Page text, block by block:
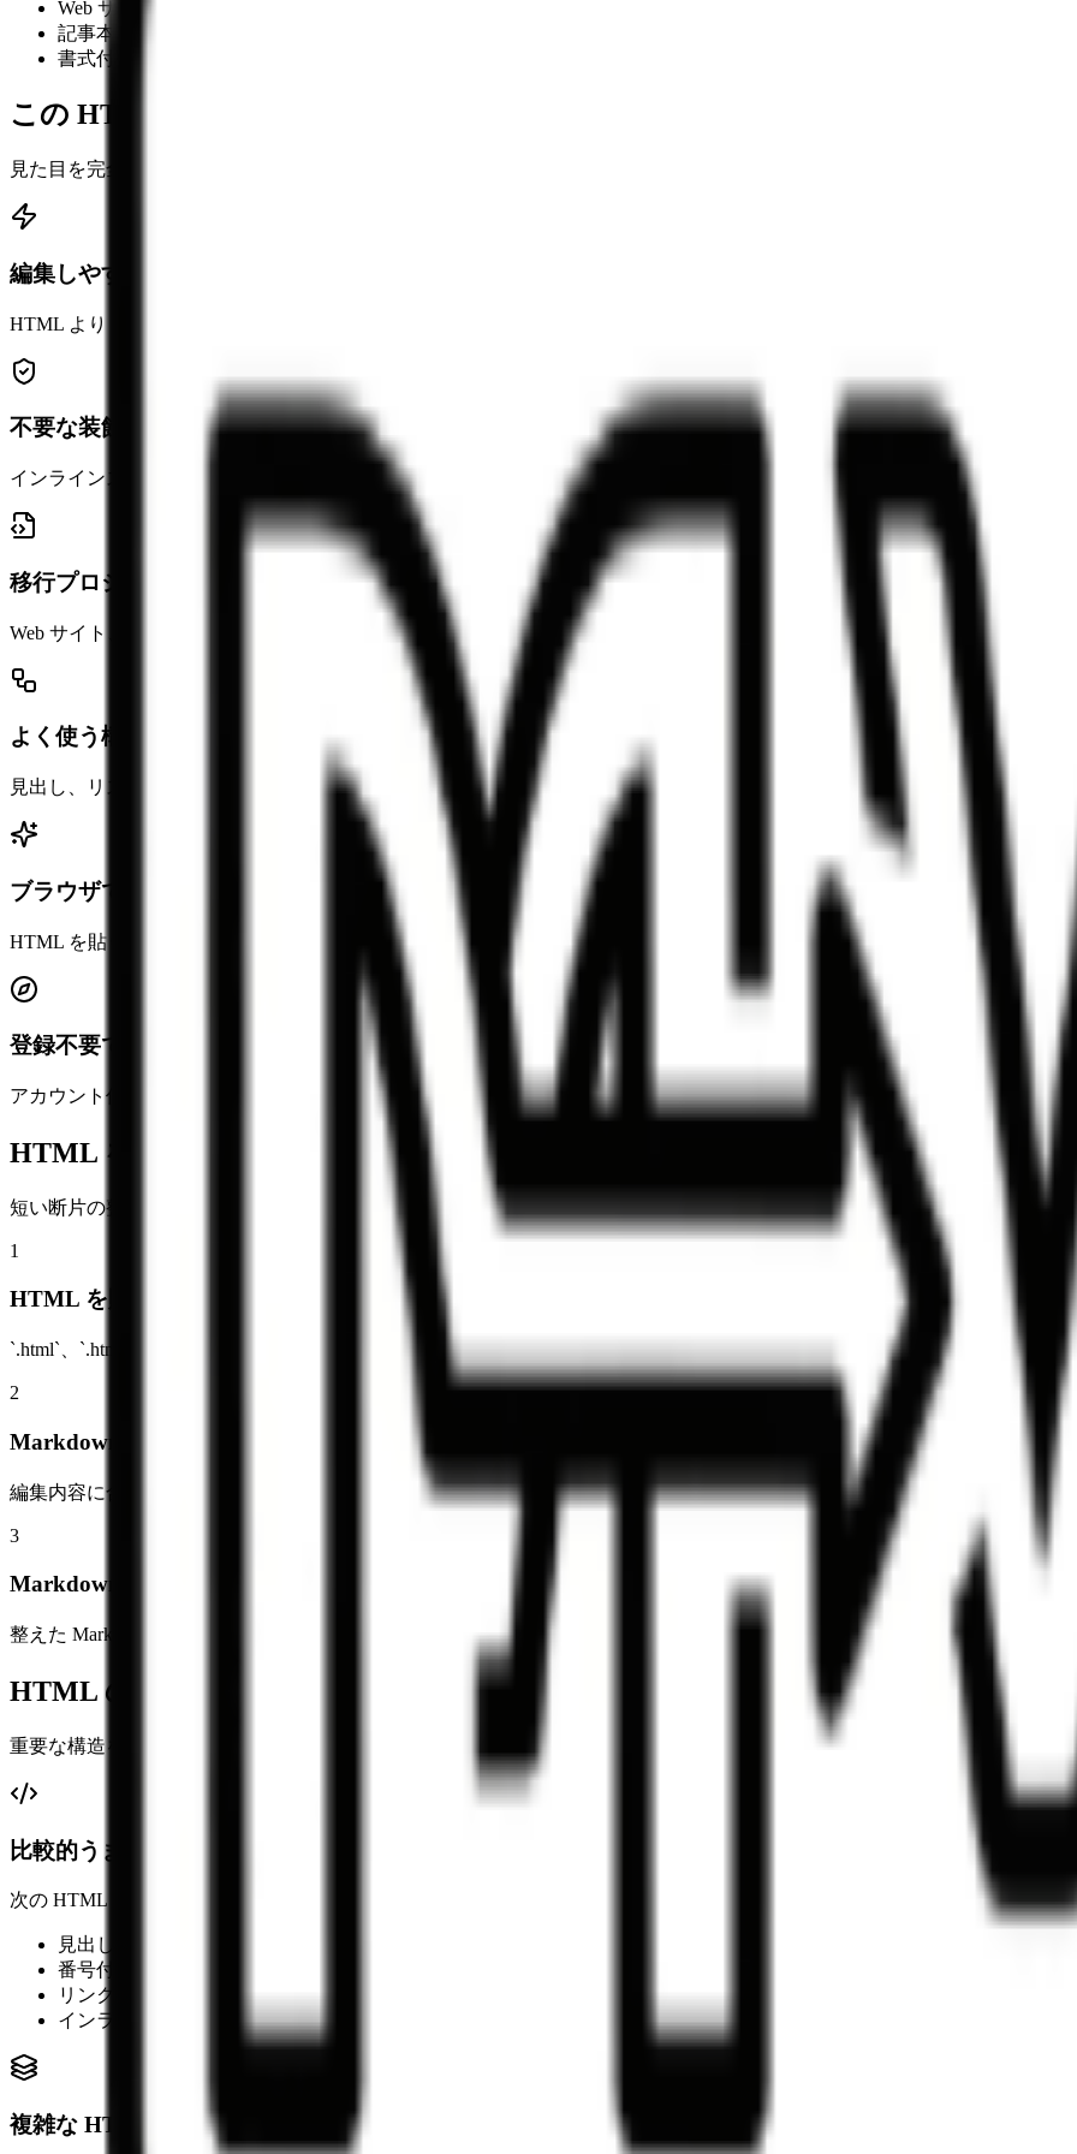
Web サイトやエディタからコピーしたリッチテキストを整理する
記事本文を Markdown ベースのフローへ移行する
書式付きコンテンツをドキュメントやナレッジベース向けのメモに変換する
この HTML to Markdown 変換ツールを使う理由
見た目を完全再現するよりも、編集しやすい内容へ整えることを重視したクリーンアップや移行作業に向いています。
編集しやすい形に整えられる
HTML より Markdown のほうが読みやすく、記事、メモ、ドキュメントの修正もしやすくなります。
不要な装飾マークアップを減らせる
インラインスタイルやレイアウト専用のラッパーを簡略化し、内容の構造に集中した Markdown を得られます。
移行プロジェクトに向いている
Web サイト、CMS エクスポート、リッチテキストエディタ由来の HTML を、全文書き直さずに Markdown フローへ移せま
よく使う構造を保ちやすい
見出し、リスト、リンク、強調、引用、コードブロック、表などは読みやすい Markdown 記法へ変換されます。
ブラウザで素早く整理できる
HTML を貼り付けるだけで Markdown をすぐ確認できるため、単発の整理作業にも向いています。
登録不要ですぐ使える
アカウント作成や複雑なフローなしで、そのまま変換を始められます。
HTML を Markdown に変換する方法
短い断片の整理にも、長めの記事本文の変換にも使えます。
1
HTML を貼り付けるか HTML ファイルをアップロード
`.html`、`.htm`、`.txt` ファイルをドラッグ＆ドロップするか、HTML ソースをエディタへ直接貼り付けます。
2
Markdown の結果を確認
編集内容に合わせて出力が更新され、プレビュータブで読みやすさも確認できます。
3
Markdown をコピーまたはダウンロード
整えた Markdown をそのままノート、ドキュメント、リポジトリに貼り付けるか、`.md` ファイルとして保存できます。
HTML のどこが変換されるか
重要な構造を保ちつつ、Markdown にきれいに対応しない要素は読みやすさ優先で簡略化します。
比較的うまく変換できる要素
次の HTML 構造は Markdown 記法へ自然に対応しやすいです。
見出し、段落、強調
番号付きリストと箇条書き
リンクと引用
インラインコード、整形済みコードブロック、シンプルな表
複雑な HTML の扱い